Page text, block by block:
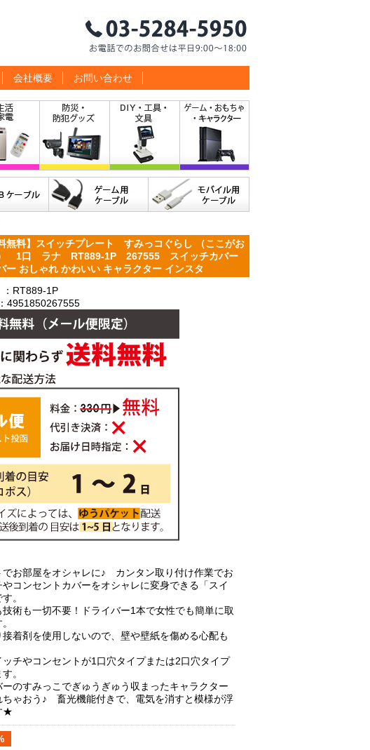
会社概要 お問い合わせ
無料】スイッチプレート すみっコぐらし （ここがお
） 1口 ラナ RT889-1P 267555 スイッチカバー
ー おしゃれ かわいい キャラクター インスタ
：RT889-1P
4951850267555
でお部屋をオシャレに♪ カンタン取り付け作業でお
コンセントカバーをオシャレに変身できる「スイ
。
技術も一切不要！ドライバー1本で女性でも簡単に取
接着剤を使用しないので、壁や壁紙を傷める心配も
ッチやコンセントが1口穴タイプまたは2口穴タイプ
。
ーのすみっこでぎゅうぎゅう収まったキャラクター
ちゃおう♪ 畜光機能付きで、電気を消すと模様が浮
★